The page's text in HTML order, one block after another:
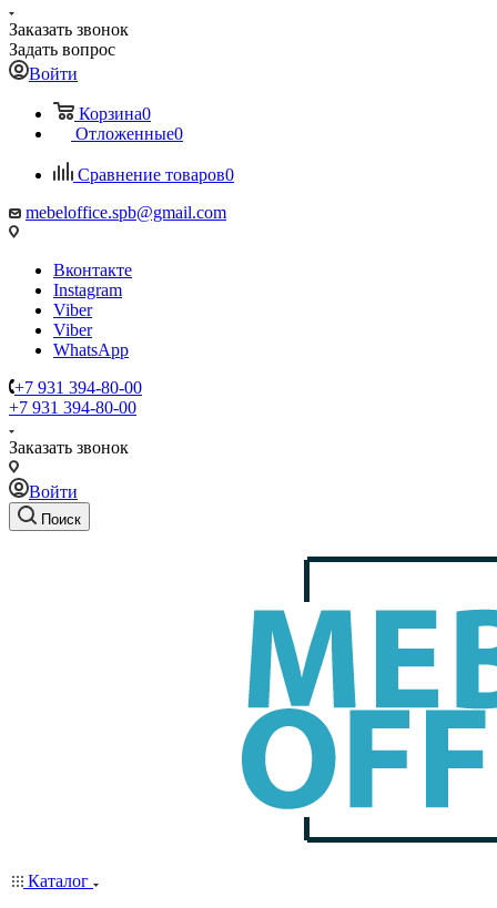
Заказать звонок
Задать вопрос
Войти
Корзина0
Отложенные0
Сравнение товаров0
mebeloffice.spb@gmail.com
Вконтакте
Instagram
Viber
Viber
WhatsApp
+7 931 394-80-00
+7 931 394-80-00
Заказать звонок
Войти
Поиск
Каталог